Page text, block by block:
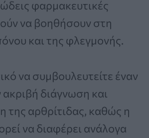
φαρμακευτικές
να βοηθήσουν στη
και της φλεγμονής.
να συμβουλευτείτε έναν
ακριβή διάγνωση και
της αρθρίτιδας, καθώς η
να διαφέρει ανάλογα